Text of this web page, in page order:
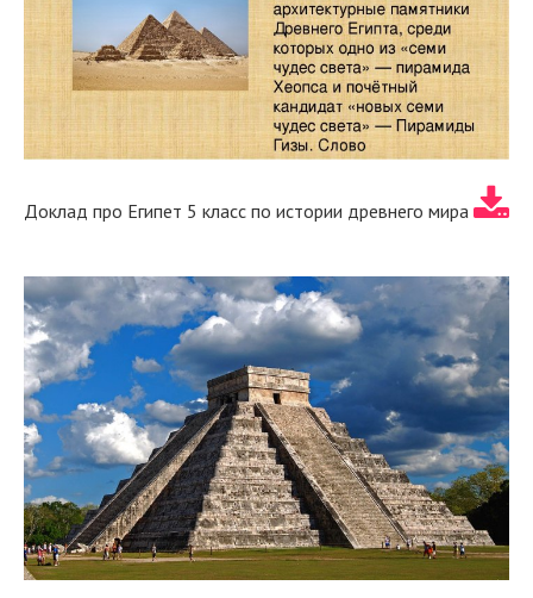
Доклад про Египет 5 класс по истории древнего мира